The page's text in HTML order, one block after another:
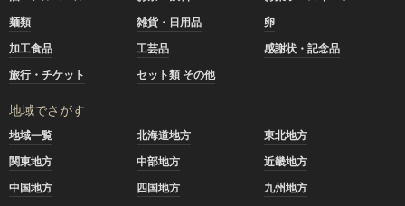
麺類
雑貨・日用品
卵
加工食品
工芸品
感謝状・記念品
旅行・チケット
セット類 その他
地域でさがす
地域一覧 北海道地方
東北地方
関東地方
中部地方
近畿地方
中国地方
四国地方 九州地方